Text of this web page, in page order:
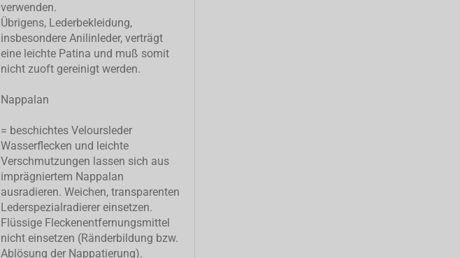
verwenden.
Übrigens, Lederbekleidung,
insbesondere Anilinleder, verträgt
eine leichte Patina und muß somit
nicht zuoft gereinigt werden.
Nappalan
= beschichtes Veloursleder
Wasserflecken und leichte
Verschmutzungen lassen sich aus
imprägniertem Nappalan
ausradieren. Weichen, transparenten
Lederspezialradierer einsetzen.
Flüssige Fleckenentfernungsmittel
nicht einsetzen (Ränderbildung bzw.
Ablösung der Nappatierung).